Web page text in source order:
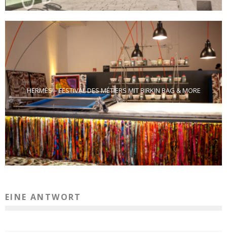
HERMÈS – FESTIVAL DES MÉTIERS MIT BIRKIN BAG & MORE
EINE ANTWORT